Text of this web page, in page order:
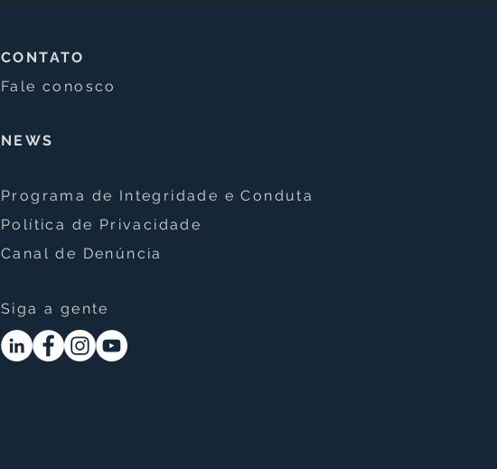
ocultos na Amazônia e
transforma pesquisas
arqueológicas
CONTATO
Fale conosco
NEWS
Programa de Integridade e Conduta
Política de Privacidade
Canal de Denúncia
Siga a gente
.